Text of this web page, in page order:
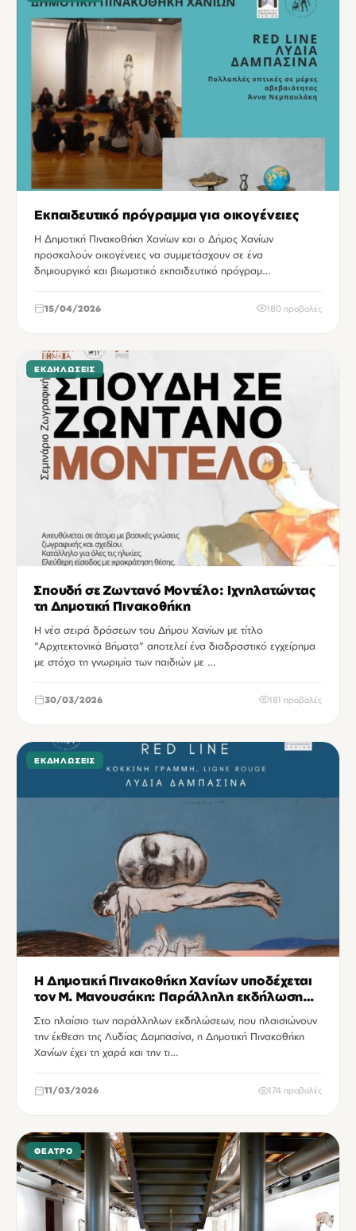
Εκπαιδευτικό πρόγραμμα για οικογένειες
Η Δημοτική Πινακοθήκη Χανίων και ο Δήμος Χανίων
προσκαλούν οικογένειες να συμμετάσχουν σε ένα
δημιουργικό και βιωματικό εκπαιδευτικό πρόγραμ…
15/04/2026 180 προβολές
ΕΚΔΗΛΏΣΕΙΣ
Σπουδή σε Ζωντανό Μοντέλο: Ιχνηλατώντας
τη Δημοτική Πινακοθήκη
Η νέα σειρά δράσεων του Δήμου Χανίων με τίτλο
“Αρχιτεκτονικά Βήματα” αποτελεί ένα διαδραστικό εγχείρημα
με στόχο τη γνωριμία των παιδιών με …
30/03/2026 181 προβολές
ΕΚΔΗΛΏΣΕΙΣ
H Δημοτική Πινακοθήκη Χανίων υποδέχεται
τον Μ. Μανουσάκη: Παράλληλη εκδήλωση
έκθεσης Λυδίας Δαμπασίνα
Στο πλαίσιο των παράλληλων εκδηλώσεων, που πλαισιώνουν
την έκθεση της Λυδίας Δαμπασίνα, η Δημοτική Πινακοθήκη
Χανίων έχει τη χαρά και την τι…
11/03/2026 174 προβολές
ΘΈΑΤΡΟ